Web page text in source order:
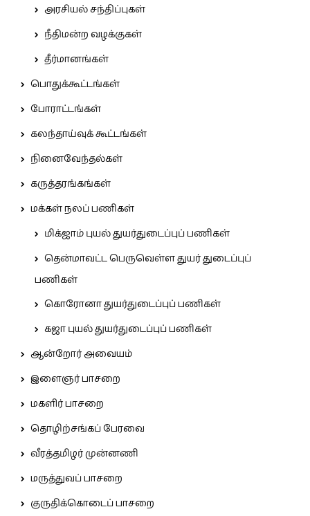
அரசியல் சந்திப்புகள்
நீதிமன்ற வழக்குகள்
தீர்மானங்கள்
பொதுக்கூட்டங்கள்
போராட்டங்கள்
கலந்தாய்வுக் கூட்டங்கள்
நினைவேந்தல்கள்
கருத்தரங்கங்கள்
மக்கள் நலப் பணிகள்
மிக்ஜாம் புயல் துயர்துடைப்புப் பணிகள்
தென்மாவட்ட பெருவெள்ள துயர் துடைப்புப்
பணிகள்
கொரோனா துயர்துடைப்புப் பணிகள்
கஜா புயல் துயர்துடைப்புப் பணிகள்
ஆன்றோர் அவையம்
இளைஞர் பாசறை
மகளிர் பாசறை
தொழிற்சங்கப் பேரவை
வீரத்தமிழர் முன்னணி
மருத்துவப் பாசறை
குருதிக்கொடைப் பாசறை